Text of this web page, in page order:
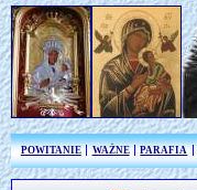
POWITANIE WAŻNE PARAFIA